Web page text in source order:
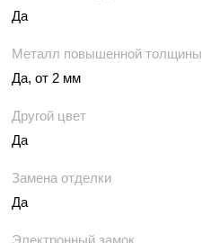
Да
Металл повышенной толщины
Да, от 2 мм
Другой цвет
Да
Замена отделки
Да
Электронный замок